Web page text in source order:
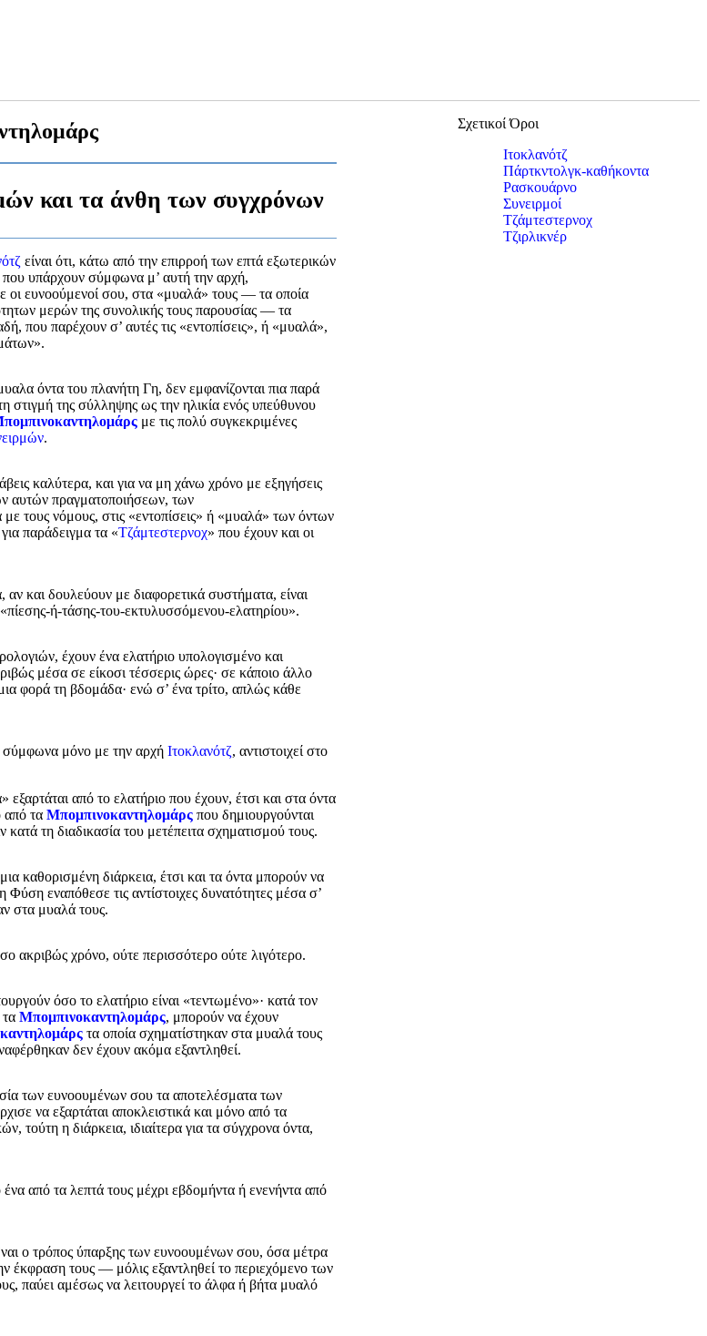
και τα άνθη των συγχρόνων
είναι ότι, κάτω από την επιρροή των επτά εξωτερικών
υπάρχουν σύμφωνα μ’ αυτή την αρχή,
οι ευνοούμενοί σου, στα «μυαλά» τους — τα οποία
μερών της συνολικής τους παρουσίας — τα
που παρέχουν σ’ αυτές τις «εντοπίσεις», ή «μυαλά»,
όντα του πλανήτη Γη, δεν εμφανίζονται πια παρά
στιγμή της σύλληψης ως την ηλικία ενός υπεύθυνου
με τις πολύ συγκεκριμένες
.
καλύτερα, και για να μη χάνω χρόνο με εξηγήσεις
αυτών πραγματοποιήσεων, των
τους νόμους, στις «εντοπίσεις» ή «μυαλά» των όντων
παράδειγμα τα «Τζάμτεστερνοχ» που έχουν και οι
αν και δουλεύουν με διαφορετικά συστήματα, είναι
ή-τάσης-του-εκτυλυσσόμενου-ελατηρίου».
έχουν ένα ελατήριο υπολογισμένο και
μέσα σε είκοσι τέσσερις ώρες· σε κάποιο άλλο
φορά τη βδομάδα· ενώ σ’ ένα τρίτο, απλώς κάθε
μόνο με την αρχή Ιτοκλανότζ, αντιστοιχεί στο
από το ελατήριο που έχουν, έτσι και στα όντα
από τα Μπομπινοκαντηλομάρς που δημιουργούνται
τη διαδικασία του μετέπειτα σχηματισμού τους.
καθορισμένη διάρκεια, έτσι και τα όντα μπορούν να
εναπόθεσε τις αντίστοιχες δυνατότητες μέσα σ’
στα μυαλά τους.
ακριβώς χρόνο, ούτε περισσότερο ούτε λιγότερο.
όσο το ελατήριο είναι «τεντωμένο»· κατά τον
Μπομπινοκαντηλομάρς, μπορούν να έχουν
τα οποία σχηματίστηκαν στα μυαλά τους
δεν έχουν ακόμα εξαντληθεί.
των ευνοουμένων σου τα αποτελέσματα των
να εξαρτάται αποκλειστικά και μόνο από τα
τούτη η διάρκεια, ιδιαίτερα για τα σύγχρονα όντα,
από τα λεπτά τους μέχρι εβδομήντα ή ενενήντα από
ο τρόπος ύπαρξης των ευνοουμένων σου, όσα μέτρα
τους — μόλις εξαντληθεί το περιεχόμενο των
παύει αμέσως να λειτουργεί το άλφα ή βήτα μυαλό
Σχετικοί Όροι
Ιτοκλανότζ
Πάρτκντολγκ-καθήκοντα
Ρασκουάρνο
Συνειρμοί
Τζάμτεστερνοχ
Τζιρλικνέρ